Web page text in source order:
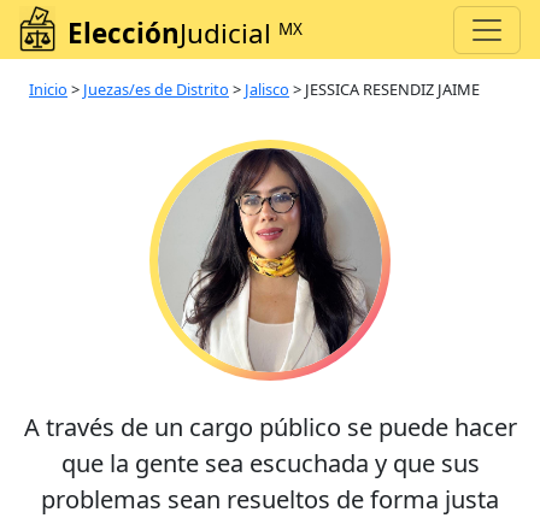
ElecciónJudicial MX
Inicio > Juezas/es de Distrito > Jalisco > JESSICA RESENDIZ JAIME
A través de un cargo público se puede hacer
que la gente sea escuchada y que sus
problemas sean resueltos de forma justa